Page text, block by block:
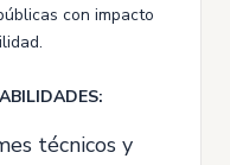
con impacto
técnicos y